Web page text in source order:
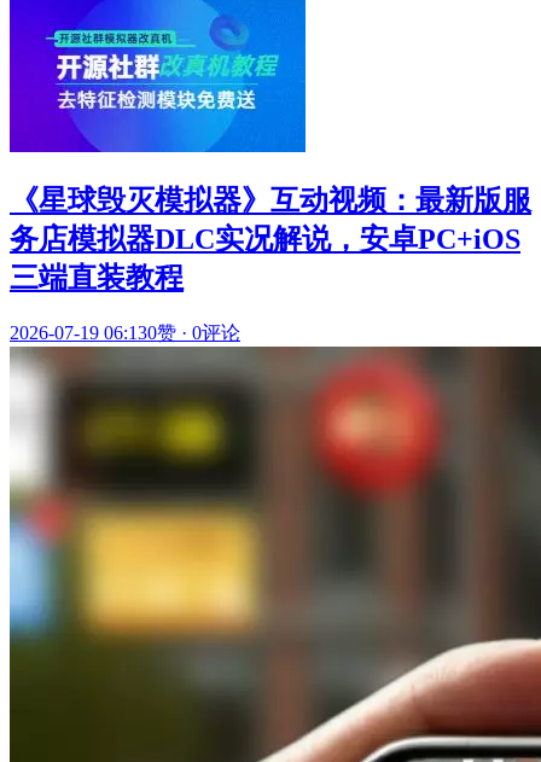
《星球毁灭模拟器》互动视频：最新版服
务店模拟器DLC实况解说，安卓PC+iOS
三端直装教程
2026-07-19 06:130赞 · 0评论